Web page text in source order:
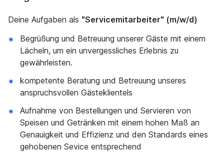
Deine Aufgaben als "Servicemitarbeiter" (m/w/d)
Begrüßung und Betreuung unserer Gäste mit einem
Lächeln, um ein unvergessliches Erlebnis zu
gewährleisten.
kompetente Beratung und Betreuung unseres
anspruchsvollen Gästeklientels
Aufnahme von Bestellungen und Servieren von
Speisen und Getränken mit einem hohen Maß an
Genauigkeit und Effizienz und den Standards eines
gehobenen Sevice entsprechend